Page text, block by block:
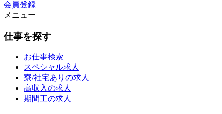
会員登録
メニュー
仕事を探す
お仕事検索
スペシャル求人
寮/社宅ありの求人
高収入の求人
期間工の求人